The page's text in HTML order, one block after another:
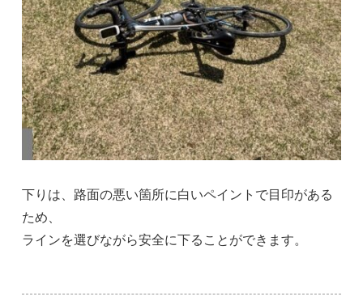
下りは、路面の悪い箇所に白いペイントで目印がある
ため、
ラインを選びながら安全に下ることができます。